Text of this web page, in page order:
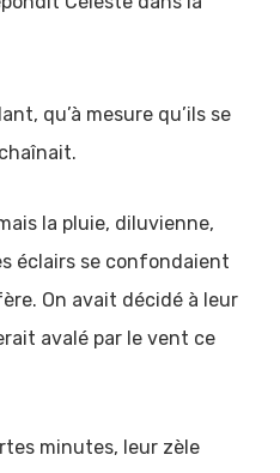
qu’à mesure qu’ils se
la pluie, diluvienne,
éclairs se confondaient
On avait décidé à leur
avalé par le vent ce
minutes, leur zèle